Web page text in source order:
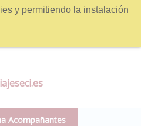
y permitiendo la instalación
Acompañantes